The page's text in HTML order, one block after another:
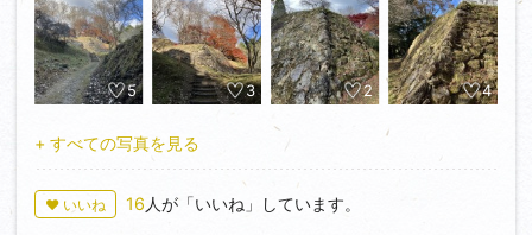
山城は三ヶ月ぶりです。
市場城に行ってきました！
豊田市ということで比較的家に近かったので行ってみ
ました。
あります。トイレもありました。
最初は長い上り坂ですが、一周するのに大体15分程度
しかかからず、かなり山城にしては探訪しやすいと思
います。全然疲れませんし。
5 3 2 4
+ すべての写真を見る
♥ いいね 16人が「いいね」しています。